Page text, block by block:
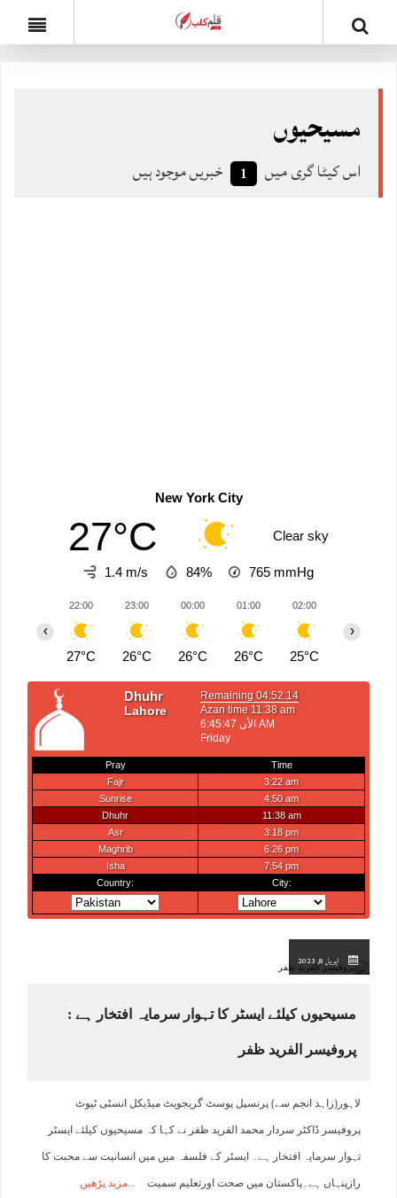
مسیحیوں
اس کیٹا گری میں 1 خبریں موجود ہیں
New York City
27°C Clear sky
1.4 m/s 84% 765 mmHg
22:00
27°C
23:00
26°C
00:00
26°C
01:00
26°C
02:00
25°C
‹ ›
اپریل 8, 2023
مسیحیوں کیلئے ایسٹر کا تہوار سرمایہ افتخار ہے :
پروفیسر الفرید ظفر
لاہور(زاہد انجم سے) پرنسپل پوسٹ گریجویٹ میڈیکل انسٹی ٹیوٹ
پروفیسر ڈاکٹر سردار محمد الفرید ظفر نے کہا کہ مسیحیوں کیلئے ایسٹر
تہوار سرمایہ افتخار ہے۔ ایسٹر کے فلسفہ میں میں انسانیت سے محبت کا
رازپنہاں ہے۔پاکستان میں صحت اورتعلیم سمیت مزید پڑھیں